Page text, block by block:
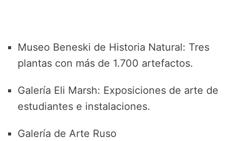
Museo Beneski de Historia Natural: Tres
plantas con más de 1.700 artefactos.
Galería Eli Marsh: Exposiciones de arte de
estudiantes e instalaciones.
Galería de Arte Ruso